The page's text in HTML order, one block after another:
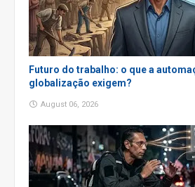
Futuro do trabalho: o que a
globalização exigem?
August 06, 2026